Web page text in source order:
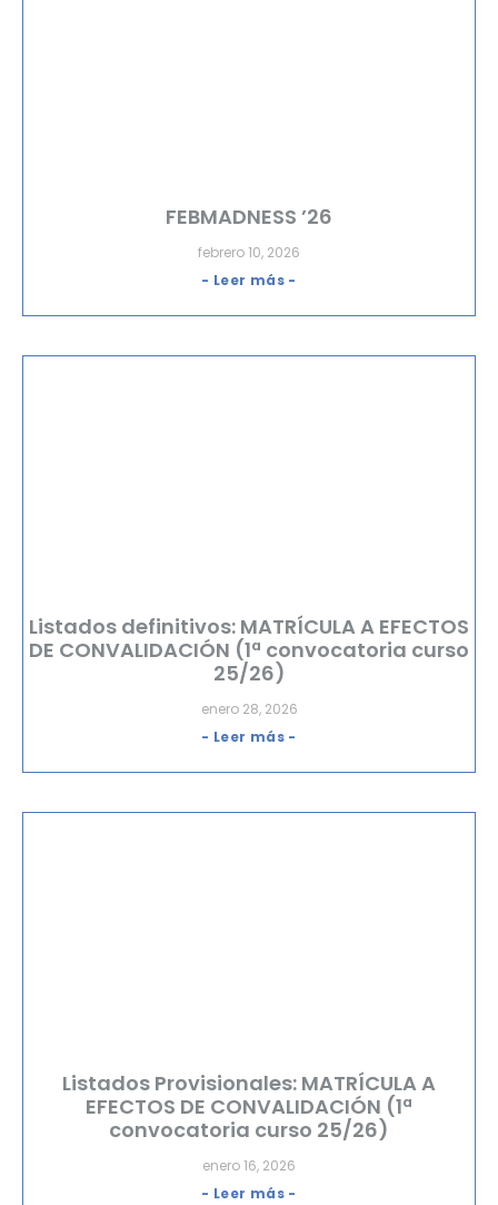
FEBMADNESS ’26
febrero 10, 2026
- Leer más -
Listados definitivos: MATRÍCULA A EFECTOS
DE CONVALIDACIÓN (1ª convocatoria curso
25/26)
enero 28, 2026
- Leer más -
Listados Provisionales: MATRÍCULA A
EFECTOS DE CONVALIDACIÓN (1ª
convocatoria curso 25/26)
enero 16, 2026
- Leer más -